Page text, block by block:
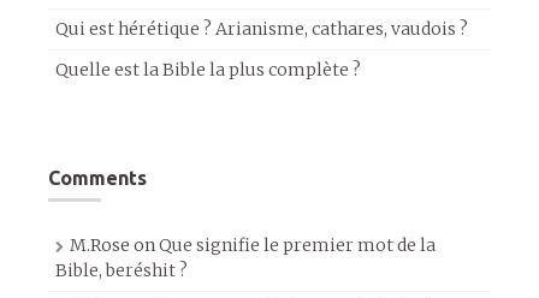
Qui est hérétique ? Arianisme, cathares, vaudois ?
Quelle est la Bible la plus complète ?
Comments
M.Rose onQue signifie le premier mot de la
Bible, beréshit ?